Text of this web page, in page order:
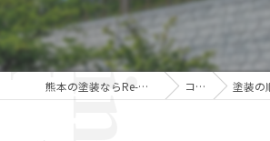
熊本の塗装ならRe-デザイン株式会社 コラム 塗装の順序